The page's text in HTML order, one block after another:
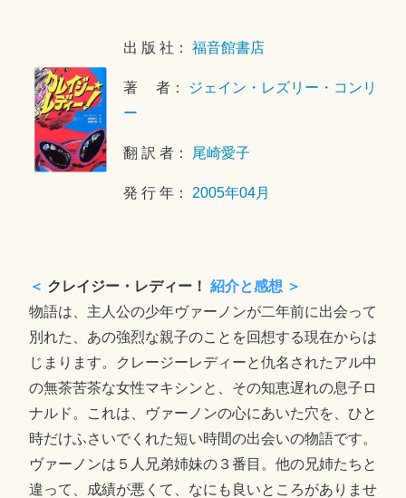
出 版 社：福音館書店
著 者：
ジェイン・レズリー・コンリ
ー
翻 訳 者： 尾崎愛子
発 行 年： 2005年04月
＜ クレイジー・レディー！ 紹介と感想 ＞
物語は、主人公の少年ヴァーノンが二年前に出会って
別れた、あの強烈な親子のことを回想する現在からは
じまります。クレージーレディーと仇名されたアル中
の無茶苦茶な女性マキシンと、その知恵遅れの息子ロ
ナルド。これは、ヴァーノンの心にあいた穴を、ひと
時だけふさいでくれた短い時間の出会いの物語です。
ヴァーノンは５人兄弟姉妹の３番目。他の兄姉たちと
違って、成績が悪くて、なにも良いところがありませ
4
月
2
日